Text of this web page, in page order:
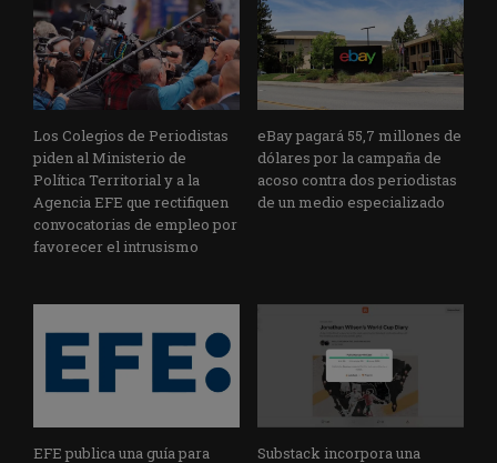
Los Colegios de Periodistas
piden al Ministerio de
Política Territorial y a la
Agencia EFE que rectifiquen
convocatorias de empleo por
favorecer el intrusismo
eBay pagará 55,7 millones de
dólares por la campaña de
acoso contra dos periodistas
de un medio especializado
EFE publica una guía para
Substack incorpora una